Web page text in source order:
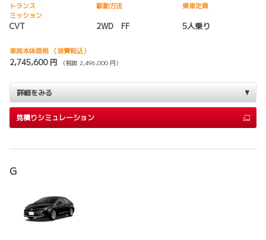
トランス
ミッション
CVT
駆動方法
2WD FF
乗車定員
5人乗り
車両本体価格 （消費税込）
2,745,600 円 （税抜 2,496,000 円）
詳細をみる
見積りシミュレーション
G